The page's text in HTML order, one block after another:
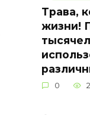
Трава,
жизни!
0